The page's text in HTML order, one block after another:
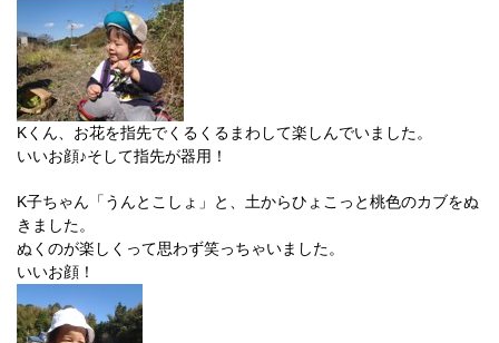
Kくん、お花を指先でくるくるまわして楽しんでいました。
いいお顔♪そして指先が器用！
K子ちゃん「うんとこしょ」と、土からひょこっと桃色のカブをぬ
きました。
ぬくのが楽しくって思わず笑っちゃいました。
いいお顔！